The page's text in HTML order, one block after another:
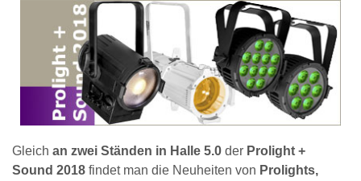
Gleich an zwei Ständen in Halle 5.0 der Prolight +
Sound 2018 findet man die Neuheiten von Prolights,